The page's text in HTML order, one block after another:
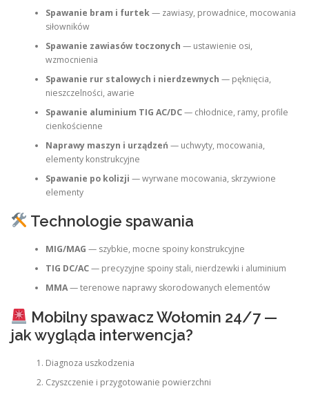
Spawanie bram i furtek— zawiasy, prowadnice, mocowania
siłowników
Spawanie zawiasów toczonych — ustawienie osi,
wzmocnienia
Spawanie rur stalowych i nierdzewnych — pęknięcia,
nieszczelności, awarie
Spawanie aluminium TIG AC/DC— chłodnice, ramy, profile
cienkościenne
Naprawy maszyn i urządzeń — uchwyty, mocowania,
elementy konstrukcyjne
Spawanie po kolizji — wyrwane mocowania, skrzywione
elementy
Technologie spawania
MIG/MAG — szybkie, mocne spoiny konstrukcyjne
TIG DC/AC— precyzyjne spoiny stali, nierdzewki i aluminium
MMA— terenowe naprawy skorodowanych elementów
Mobilny spawacz Wołomin 24/7 —
jak wygląda interwencja?
Diagnoza uszkodzenia
Czyszczenie i przygotowanie powierzchni